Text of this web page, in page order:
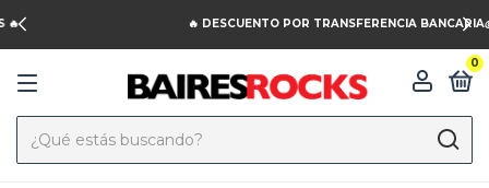
🔥 DESCUENTO POR TRANSFERENCIA BANCARIA💰
0